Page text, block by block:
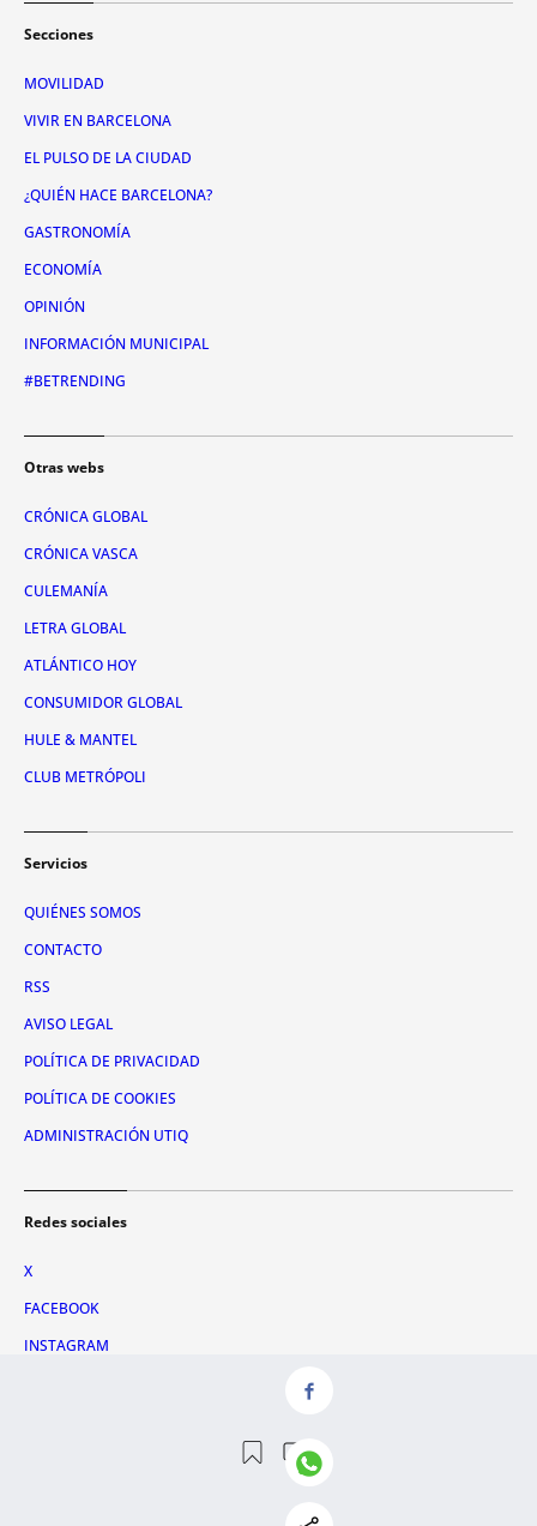
Secciones
MOVILIDAD
VIVIR EN BARCELONA
EL PULSO DE LA CIUDAD
¿QUIÉN HACE BARCELONA?
GASTRONOMÍA
ECONOMÍA
OPINIÓN
INFORMACIÓN MUNICIPAL
#BETRENDING
Otras webs
CRÓNICA GLOBAL
CRÓNICA VASCA
CULEMANÍA
LETRA GLOBAL
ATLÁNTICO HOY
CONSUMIDOR GLOBAL
HULE & MANTEL
CLUB METRÓPOLI
Servicios
QUIÉNES SOMOS
CONTACTO
RSS
AVISO LEGAL
POLÍTICA DE PRIVACIDAD
POLÍTICA DE COOKIES
ADMINISTRACIÓN UTIQ
Redes sociales
X
FACEBOOK
INSTAGRAM